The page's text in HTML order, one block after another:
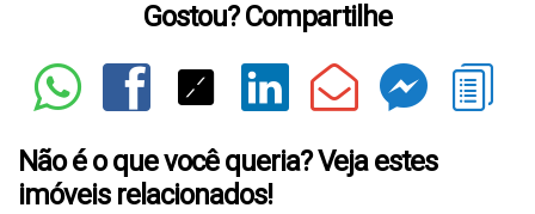
Gostou? Compartilhe
Não é o que você queria? Veja estes
imóveis relacionados!